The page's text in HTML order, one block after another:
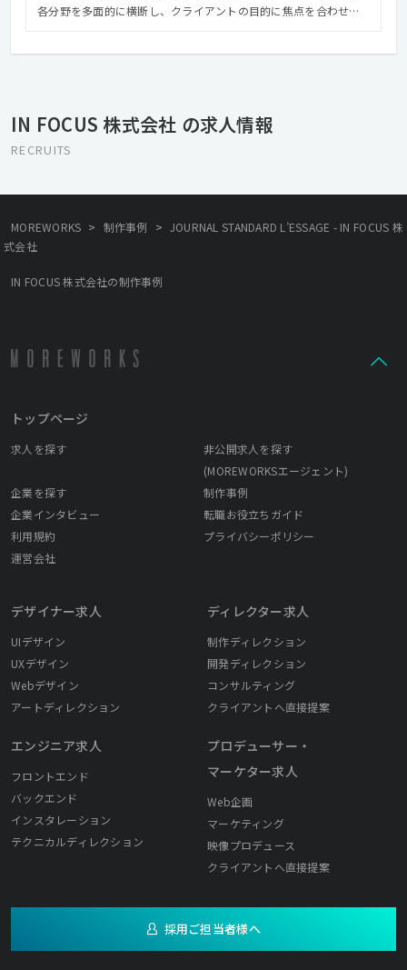
各分野を多面的に横断し、クライアントの目的に焦点を合わせた
れぞれの部署ごとの制作だけでなく、ブランディングやプランニ
ングなど全体を見据えた総合的なクリエイティブを実施し、クオ
ラリーとしても運営をしており年間を通じて多くのクリエイター
ためにも、フレッシュでクリエイティブな価値観を共有できる仲
IN FOCUS 株式会社 の求人情報
RECRUITS
MOREWORKS > 制作事例 > JOURNAL STANDARD L’ESSAGE - IN FOCUS 株
式会社
IN FOCUS 株式会社の制作事例
トップページ
求人を探す
非公開求人を探す
(MOREWORKSエージェント)
企業を探す
制作事例
企業インタビュー
転職お役立ちガイド
利用規約
プライバシーポリシー
運営会社
デザイナー求人
UIデザイン
UXデザイン
Webデザイン
アートディレクション
エンジニア求人
フロントエンド
バックエンド
インスタレーション
テクニカルディレクション
ディレクター求人
制作ディレクション
開発ディレクション
コンサルティング
クライアントへ直接提案
プロデューサー・
マーケター求人
Web企画
マーケティング
映像プロデュース
クライアントへ直接提案
採用ご担当者様へ